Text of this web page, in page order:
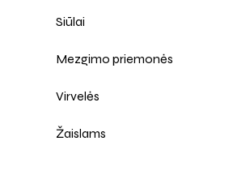
Siūlai
Mezgimo priemonės
Virvelės
Žaislams